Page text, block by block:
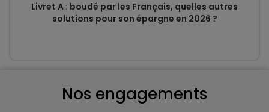
Livret A : boudé par les Français, quelles autres
solutions pour son épargne en 2026 ?
Nos engagements